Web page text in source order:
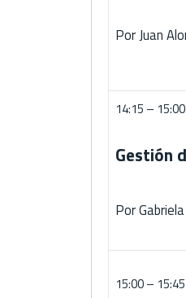
Por Juan
14:15 – 15:00
Gestión
Por
15:00 – 15:45